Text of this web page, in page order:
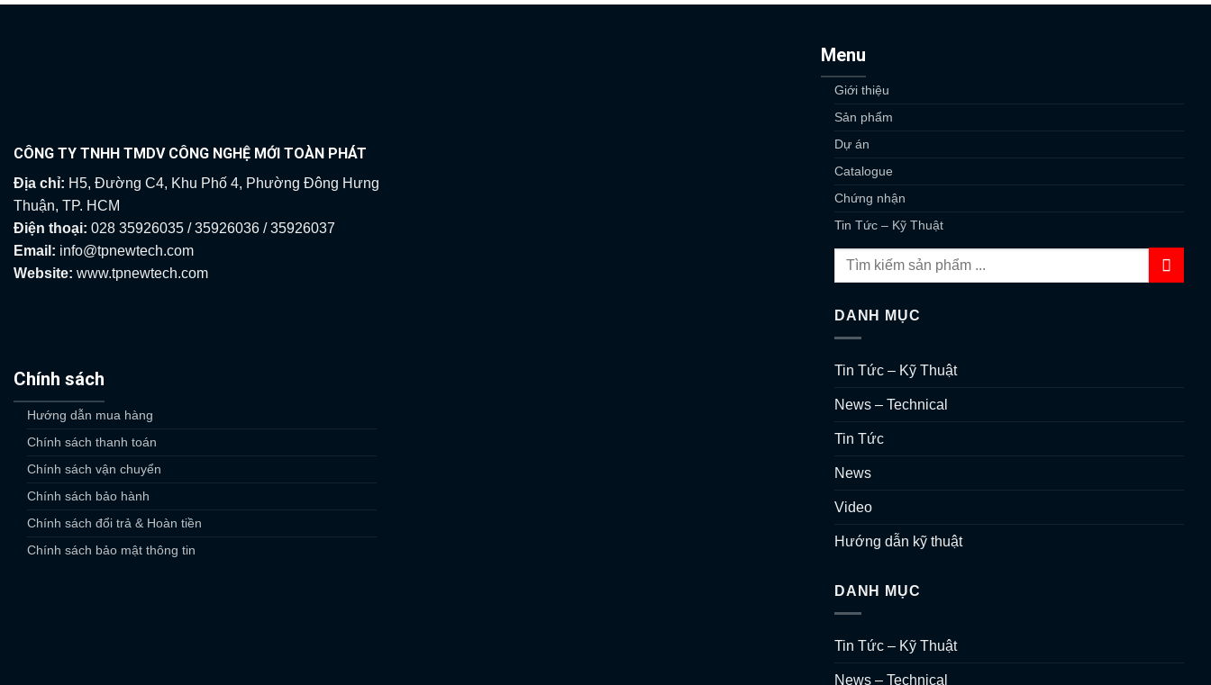
CÔNG TY TNHH TMDV CÔNG NGHỆ MỚI TOÀN PHÁT
Địa chỉ: H5, Đường C4, Khu Phố 4, Phường Đông Hưng
Thuận, TP. HCM
Điện thoại: 028 35926035 / 35926036 / 35926037
Email: info@tpnewtech.com
Website: www.tpnewtech.com
Chính sách
Hướng dẫn mua hàng
Chính sách thanh toán
Chính sách vận chuyển
Chính sách bảo hành
Chính sách đổi trả & Hoàn tiền
Chính sách bảo mật thông tin
Menu
Giới thiệu
Sản phẩm
Dự án
Catalogue
Chứng nhận
Tin Tức – Kỹ Thuật
DANH MỤC
Tin Tức – Kỹ Thuật
News – Technical
Tin Tức
News
Video
Hướng dẫn kỹ thuật
DANH MỤC
Tin Tức – Kỹ Thuật
News – Technical